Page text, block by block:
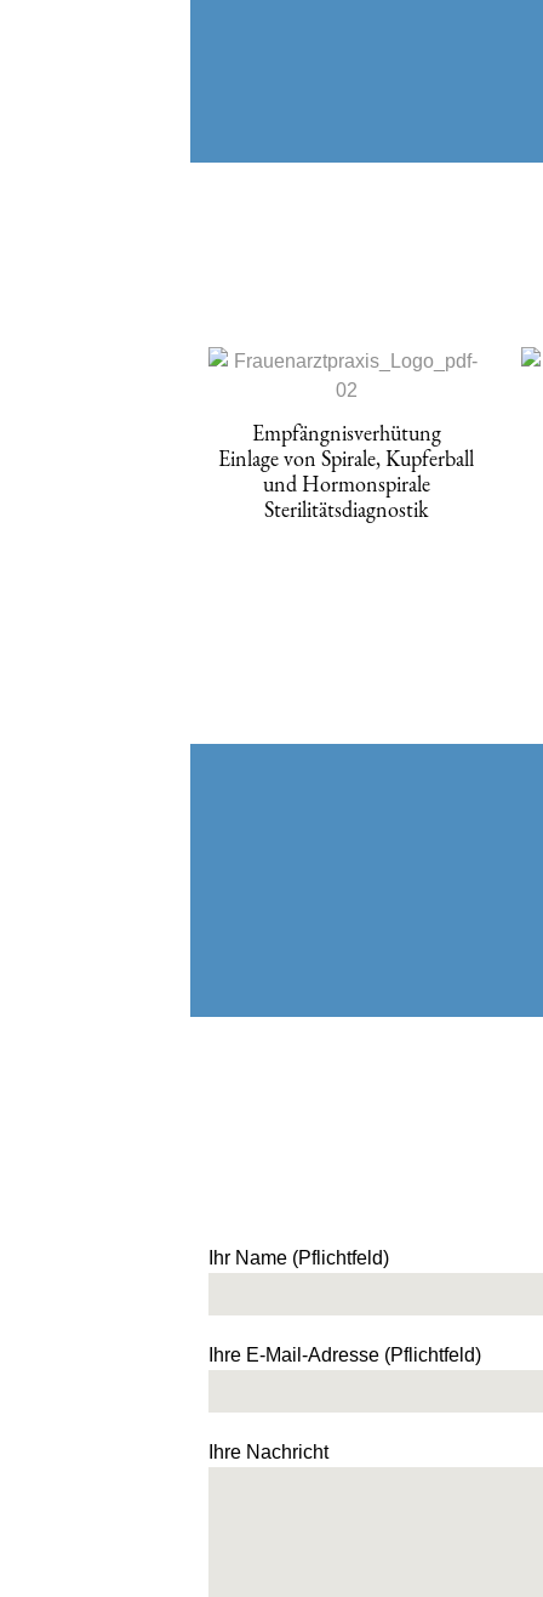
Empfängnisverhütung
Einlage von Spirale, Kupferball
und Hormonspirale
Sterilitätsdiagnostik
Ihr Name (Pflichtfeld)
Ihre E-Mail-Adresse (Pflichtfeld)
Ihre Nachricht